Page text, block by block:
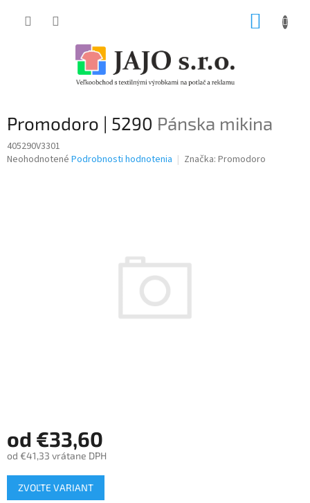
Promodoro | 5290 Pánska mikina
405290V3301
Priemerné
Neohodnotené Podrobnosti hodnotenia Značka: Promodoro
od €33,60
od €41,33 vrátane DPH
Jednotková
cena:
ZVOĽTE VARIANT